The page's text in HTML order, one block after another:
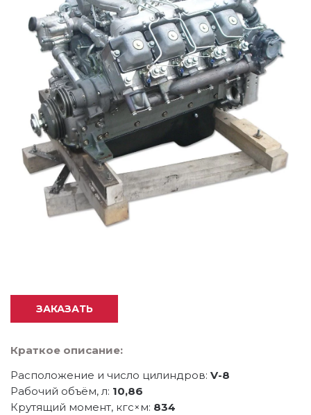
ЗАКАЗАТЬ
Краткое описание:
Расположение и число цилиндров: V-8
Рабочий объём, л: 10,86
Крутящий момент, кгс×м: 834